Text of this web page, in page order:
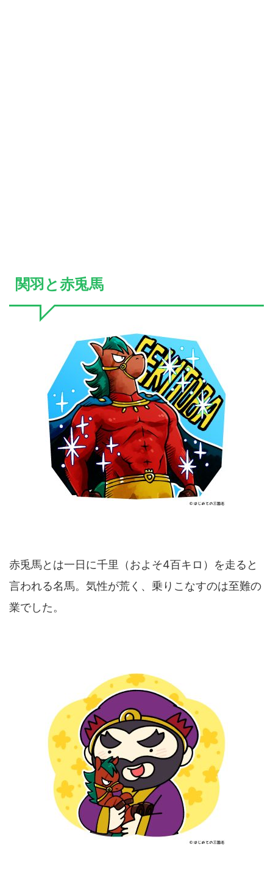
関羽と赤兎馬
赤兎馬とは一日に千里（およそ4百キロ）を走ると
言われる名馬。気性が荒く、乗りこなすのは至難の
業でした。